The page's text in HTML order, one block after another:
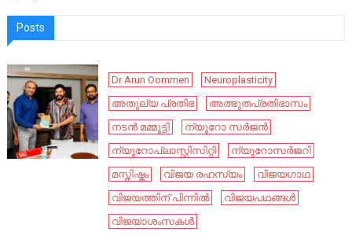
Posts
Dr Arun Oommen
Neuroplasticity
അതുല്യ പ്രതിഭ
അത്ഭുതപ്രതിഭാസം
നടൻ മമ്മൂട്ടി
ന്യൂറോ സർജൻ
ന്യൂറോപ്ലാസ്റ്റിസിറ്റി
ന്യൂറോസർജറി
മസ്തിഷ്കം
വിജയ രഹസ്യം
വിജയഗാഥ
വിജയത്തിന് പിന്നിൽ
വിജയപഥങ്ങൾ
വിജയാശംസകൾ